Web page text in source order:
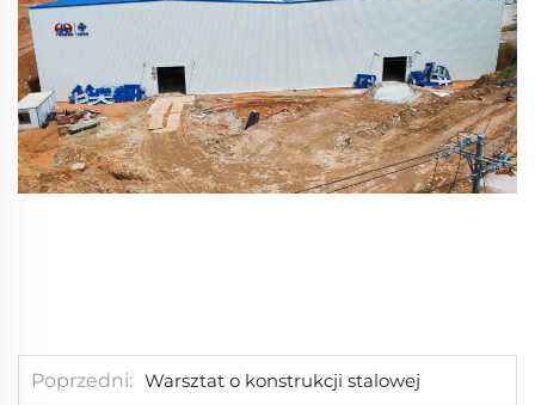
Poprzedni Warsztat o konstrukcji stalowej